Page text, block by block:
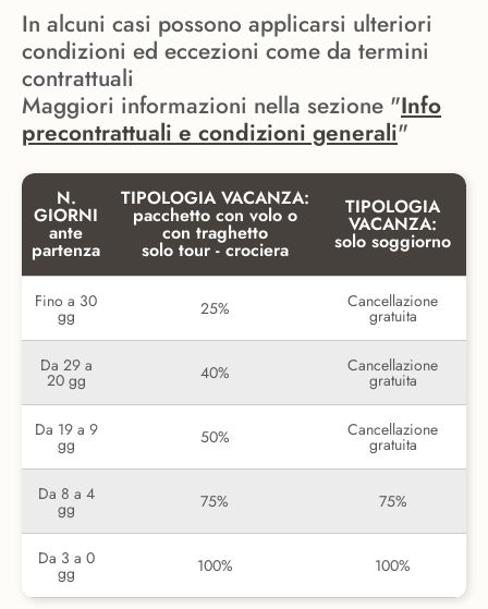
In alcuni casi possono applicarsi ulteriori
condizioni ed eccezioni come da termini
contrattuali
Maggiori informazioni nella sezione "Info
precontrattuali e condizioni generali"
N.
GIORNI
ante
partenza
TIPOLOGIA VACANZA:
pacchetto con volo o
con traghetto
solo tour - crociera
TIPOLOGIA
VACANZA:
solo soggiorno
Fino a 30
gg 25% Cancellazione
gratuita
Da 29 a
20 gg 40% Cancellazione
gratuita
Da 19 a 9
gg 50% Cancellazione
gratuita
Da 8 a 4
gg 75% 75%
Da 3 a 0
gg 100% 100%